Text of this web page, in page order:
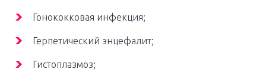
Гонококковая инфекция;
Герпетический энцефалит;
Гистоплазмоз;